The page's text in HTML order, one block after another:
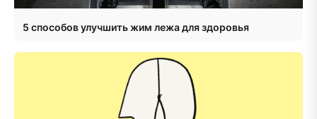
5 способов улучшить жим лежа для здоровья